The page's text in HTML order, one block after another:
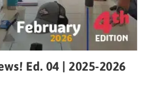
Ed. 04 | 2025-2026